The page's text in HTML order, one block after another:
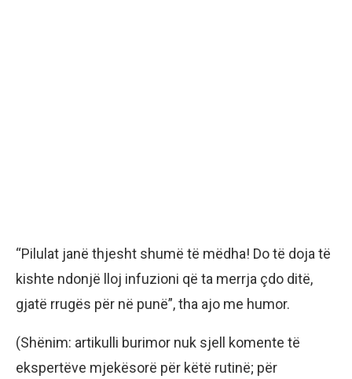
“Pilulat janë thjesht shumë të mëdha! Do të doja të
kishte ndonjë lloj infuzioni që ta merrja çdo ditë,
gjatë rrugës për në punë”, tha ajo me humor.
(Shënim: artikulli burimor nuk sjell komente të
ekspertëve mjekësorë për këtë rutinë; për